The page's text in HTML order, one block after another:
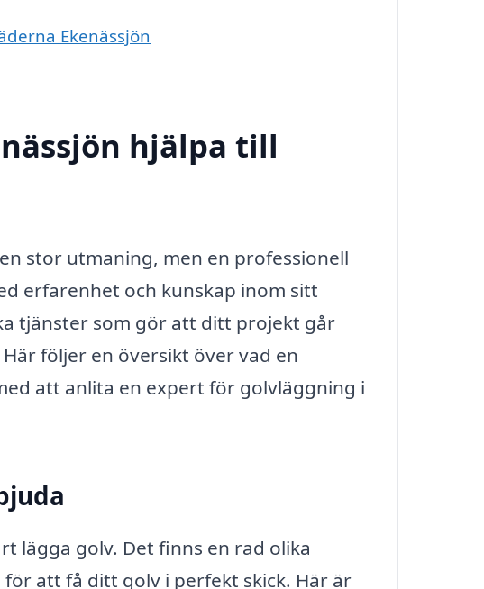
Ekenässjön
hjälpa till
stor utmaning, men en professionell
erfarenhet och kunskap inom sitt
tjänster som gör att ditt projekt går
följer en översikt över vad en
att anlita en expert för golvläggning i
lägga golv. Det finns en rad olika
att få ditt golv i perfekt skick. Här är